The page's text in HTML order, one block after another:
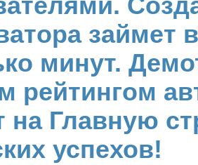
займет
минут.
рейтингом
на Главную
успехов!